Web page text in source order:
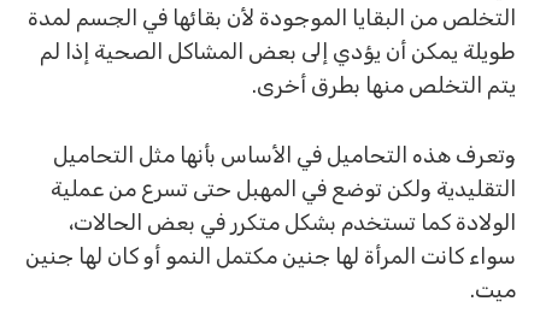
التخلص من البقايا الموجودة لأن بقائها في الجسم لمدة
طويلة يمكن أن يؤدي إلى بعض المشاكل الصحية إذا لم
يتم التخلص منها بطرق أخرى.
وتعرف هذه التحاميل في الأساس بأنها مثل التحاميل
التقليدية ولكن توضع في المهبل حتى تسرع من عملية
الولادة كما تستخدم بشكل متكرر في بعض الحالات،
سواء كانت المرأة لها جنين مكتمل النمو أو كان لها جنين
ميت.